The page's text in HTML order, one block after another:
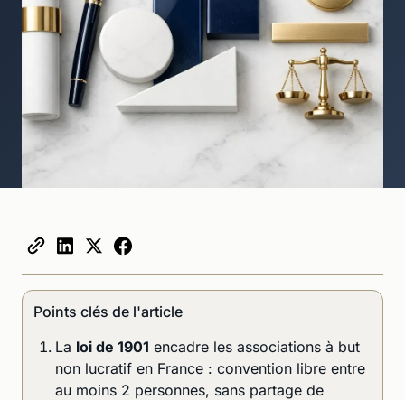
Points clés de l'article
La loi de 1901 encadre les associations à but
non lucratif en France : convention libre entre
au moins 2 personnes, sans partage de